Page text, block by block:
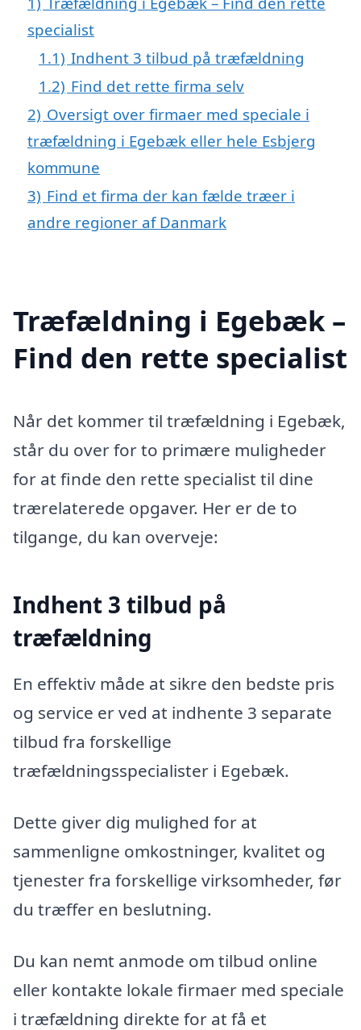
specialist
1.1) Indhent 3 tilbud på træfældning
1.2) Find det rette firma selv
2) Oversigt over firmaer med speciale i
træfældning i Egebæk eller hele Esbjerg
kommune
3) Find et firma der kan fælde træer i
andre regioner af Danmark
Træfældning i Egebæk –
Find den rette specialist
Når det kommer til træfældning i Egebæk,
står du over for to primære muligheder
for at finde den rette specialist til dine
trærelaterede opgaver. Her er de to
tilgange, du kan overveje:
Indhent 3 tilbud på
træfældning
En effektiv måde at sikre den bedste pris
og service er ved at indhente 3 separate
tilbud fra forskellige
træfældningsspecialister i Egebæk.
Dette giver dig mulighed for at
sammenligne omkostninger, kvalitet og
tjenester fra forskellige virksomheder, før
du træffer en beslutning.
Du kan nemt anmode om tilbud online
eller kontakte lokale firmaer med speciale
i træfældning direkte for at få et